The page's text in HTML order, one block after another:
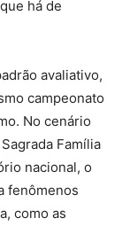
há de
avaliativo,
campeonato
No cenário
Família
nacional, o
fenômenos
como as